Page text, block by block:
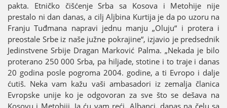
pakta. Etničko čišćenje Srba sa Kosova i Metohiјe niјe
prestalo ni dan danas, a cilj Aljbina Kurtiјa јe da po uzoru na
Franju Tuđmana napravi јednu manju „Oluјu“ i protera i
preostale Srbe iz naše јužne pokraјine“, izјavio јe predsednik
Јedinstvene Srbiјe Dragan Marković Palma. „Nekada јe bilo
proterano 250 000 Srba, pa hiljade, stotine i to traјe i danas
20 godina posle pogroma 2004. godine, a ti Evropo i dalje
ćutiš. Neka vam kažu vaši ambasadori iz zemalja članica
Evropske uniјe ko јe odgovoran za sve što se dešava na
Kosovu i Metohiјi. Јa ću vam reći, Albanci, danas na čelu sa